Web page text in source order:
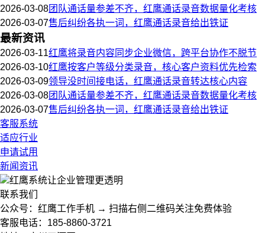
2026-03-08团队通话量参差不齐，红鹰通话录音数据量化考核
2026-03-07售后纠纷各执一词，红鹰通话录音给出铁证
最新资讯
2026-03-11红鹰将录音内容同步企业微信，跨平台协作不脱节
2026-03-10红鹰按客户等级分类录音，核心客户资料优先检索
2026-03-09领导没时间接电话，红鹰通话录音转达核心内容
2026-03-08团队通话量参差不齐，红鹰通话录音数据量化考核
2026-03-07售后纠纷各执一词，红鹰通话录音给出铁证
客服系统
适应行业
申请试用
新闻资讯
红鹰系统让企业管理更透明
联系我们
公众号：红鹰工作手机 → 扫描右侧二维码关注免费体验
客服电话：185-8860-3721